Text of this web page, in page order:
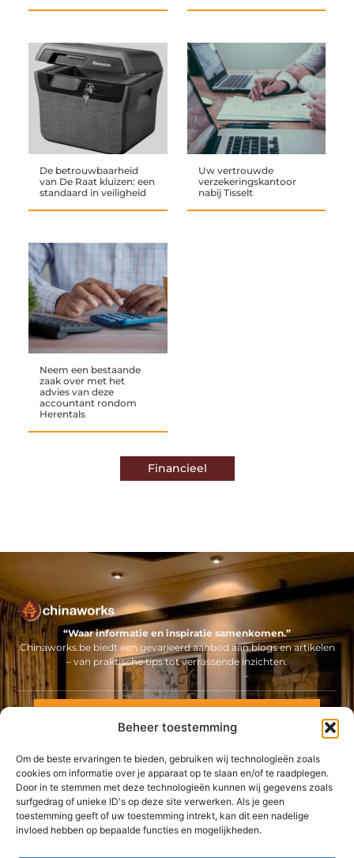
Beheer toestemming
Om de beste ervaringen te bieden, gebruiken wij technologieën zoals
cookies om informatie over je apparaat op te slaan en/of te raadplegen.
Door in te stemmen met deze technologieën kunnen wij gegevens zoals
surfgedrag of unieke ID's op deze site verwerken. Als je geen
toestemming geeft of uw toestemming intrekt, kan dit een nadelige
invloed hebben op bepaalde functies en mogelijkheden.
De betrouwbaarheid
van De Raat kluizen: een
standaard in veiligheid
Uw vertrouwde
verzekeringskantoor
nabij Tisselt
Neem een bestaande
zaak over met het
advies van deze
accountant rondom
Herentals
Financieel
“Waar informatie en inspiratie samenkomen.”
Chinaworks.be biedt een gevarieerd aanbod aan blogs en artikelen
– van praktische tips tot verrassende inzichten.
De best gelezen stukken op een rij
Digital Signage, innovatie op het scherm
Bericht categorie